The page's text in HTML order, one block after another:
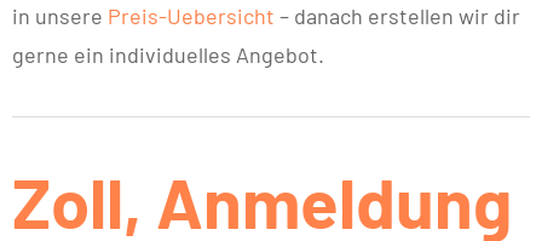
in unsere Preis-Uebersicht – danach erstellen wir dir
gerne ein individuelles Angebot.
Zoll, Anmeldung